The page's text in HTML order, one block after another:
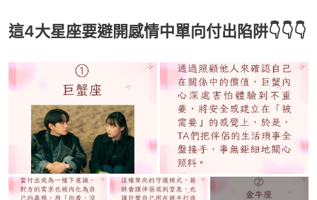
這4大星座要避開感情中單向付出陷阱👇👇👇